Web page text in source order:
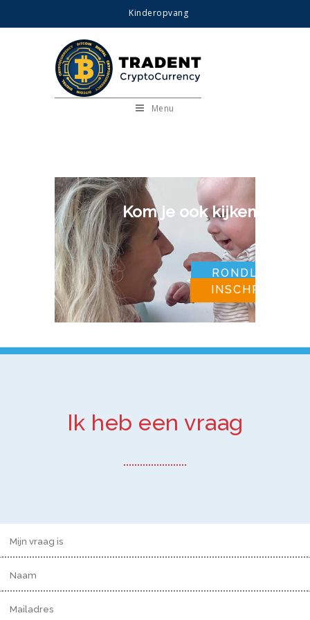
Kinderopvang
Menu
Kom je ook kijken?
RONDLEIDING
INSCHRIJVEN >
Ik heb een vraag